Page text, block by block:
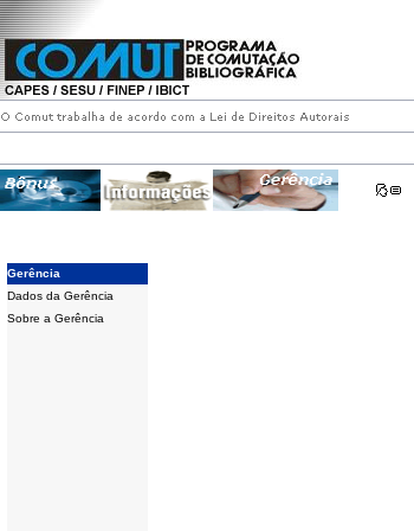
Gerência
Dados da Gerência
Sobre a Gerência